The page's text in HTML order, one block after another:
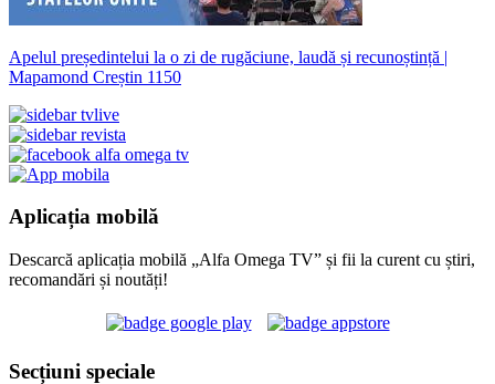
Apelul președintelui la o zi de rugăciune, laudă și recunoștință |
Mapamond Creștin 1150
Aplicația mobilă
Descarcă aplicația mobilă „Alfa Omega TV” și fii la curent cu știri,
recomandări și noutăți!
Secțiuni speciale